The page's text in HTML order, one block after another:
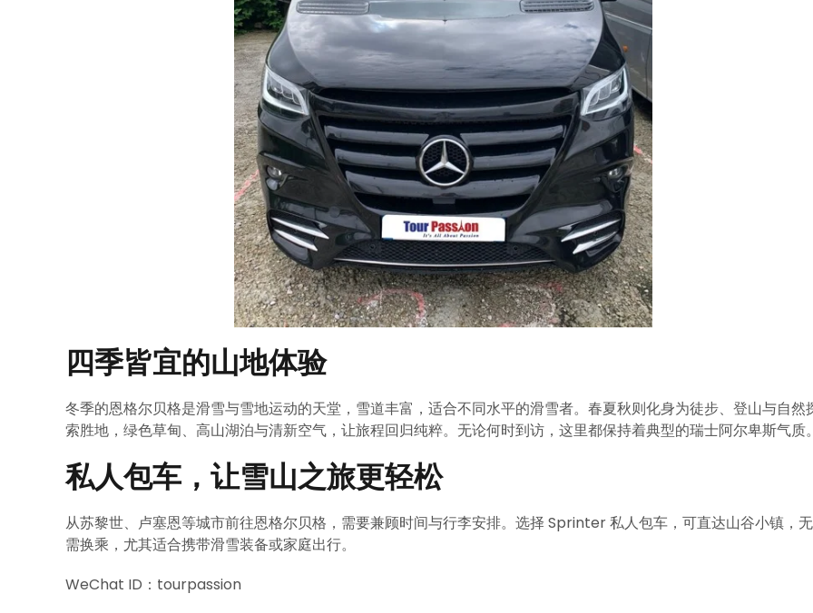
四季皆宜的山地体验
冬季的恩格尔贝格是滑雪与雪地运动的天堂，雪道丰富，适合不同水平的滑雪者。春夏秋则化身为徒步、登山与自然
索胜地，绿色草甸、高山湖泊与清新空气，让旅程回归纯粹。无论何时到访，这里都保持着典型的瑞士阿尔卑斯气质。
私人包车，让雪山之旅更轻松
从苏黎世、卢塞恩等城市前往恩格尔贝格，需要兼顾时间与行李安排。选择 Sprinter 私人包车，可直达山谷小镇，无
需换乘，尤其适合携带滑雪装备或家庭出行。
WeChat ID：tourpassion